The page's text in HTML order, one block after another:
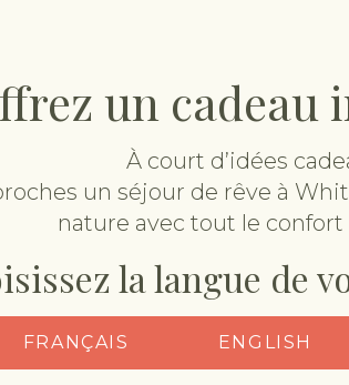
un cadeau
À court d’idées
un séjour de rêve à
nature avec tout le confort
la langue de
FRANÇAIS ENGLISH